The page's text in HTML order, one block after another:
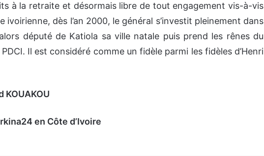
à la retraite et désormais libre de tout engagement vis-à-vis
ivoirienne, dès l’an 2000, le général s’investit pleinement dans
député de Katiola sa ville natale puis prend les rênes du
Il est considéré comme un fidèle parmi les fidèles d’Henri
KOUAKOU
en Côte d’Ivoire